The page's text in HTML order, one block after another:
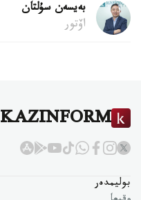
بەيسەن سۇلتان
اۆتور
KAZINFORM
بوليمدەر